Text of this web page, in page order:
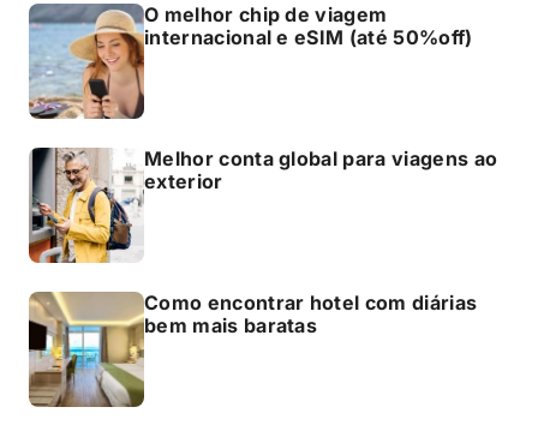
O melhor chip de viagem
internacional e eSIM (até 50%off)
Melhor conta global para viagens ao
exterior
Como encontrar hotel com diárias
bem mais baratas